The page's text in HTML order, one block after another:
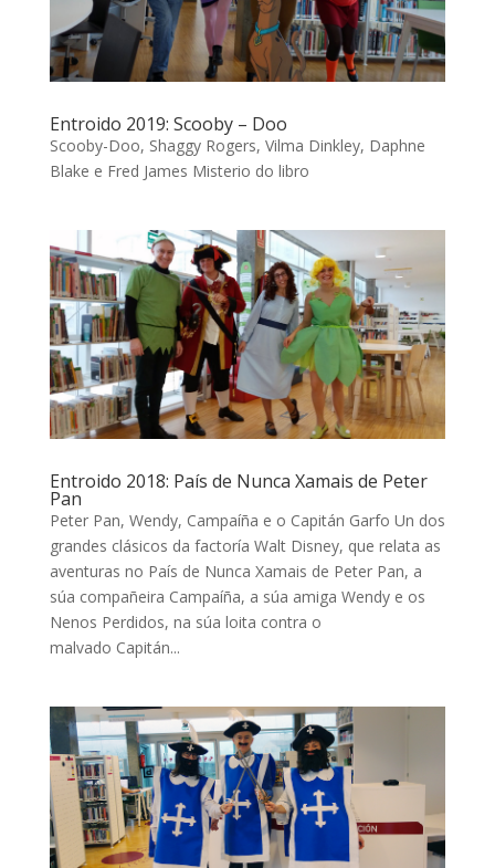
Entroido 2019: Scooby – Doo
Scooby-Doo, Shaggy Rogers, Vilma Dinkley, Daphne
Blake e Fred James Misterio do libro
Entroido 2018: País de Nunca Xamais de Peter
Pan
Peter Pan, Wendy, Campaíña e o Capitán Garfo Un dos
grandes clásicos da factoría Walt Disney, que relata as
aventuras no País de Nunca Xamais de Peter Pan, a
súa compañeira Campaíña, a súa amiga Wendy e os
Nenos Perdidos, na súa loita contra o
malvado Capitán...